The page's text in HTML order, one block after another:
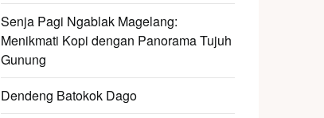
Senja Pagi Ngablak Magelang:
Menikmati Kopi dengan Panorama Tujuh
Gunung
Dendeng Batokok Dago